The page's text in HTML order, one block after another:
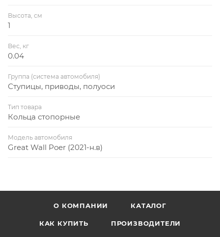
Высота, см
1
Вес, кг
0.04
Группа (система автомобиля)
Ступицы, приводы, полуоси
Тип товара
Кольца стопорные
Модель автомобиля
Great Wall Poer (2021-н.в)
О КОМПАНИИ КАТАЛОГ
КАК КУПИТЬ ПРОИЗВОДИТЕЛИ